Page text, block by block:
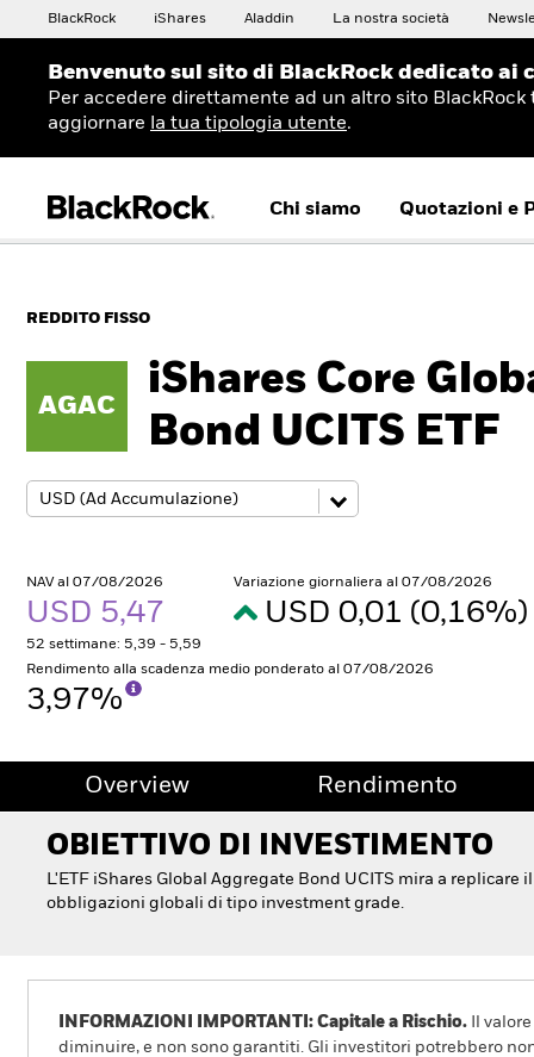
BlackRock iShares Aladdin La nostra società
Benvenuto sul sito di BlackRock dedicato
Per accedere direttamente ad un altro sito
aggiornare
la tua tipologia utente.
Chi siamo Quotazioni e
REDDITO FISSO
AGAC
iShares Core
Bond UCITS ETF
NAV al 07/08/2026
USD 5,47
52 settimane: 5,39 - 5,59
Variazione giornaliera al 07/08/2026
USD 0,01 (0,16%)
Rendimento alla scadenza medio ponderato al 07/08/2026
3,97%
Overview Rendimento
OBIETTIVO DI INVESTIMENTO
L'ETF iShares Global Aggregate Bond UCITS mira a
obbligazioni globali di tipo investment grade.
INFORMAZIONI IMPORTANTI: Capitale a Rischio. Il
diminuire, e non sono garantiti. Gli investitori potrebbero